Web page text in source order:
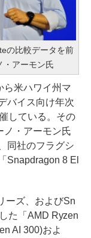
の比較データを前
・アーモン氏
米ハワイ州マ
バイス向け年次
している。その
ノ・アーモン氏
同社のフラグシ
Snapdragon 8 El
ーズ、およびSn
た「AMD Ryzen
AI 300)およ